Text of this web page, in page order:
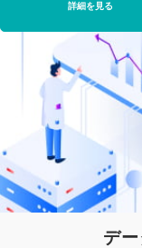
詳細を見る
デ